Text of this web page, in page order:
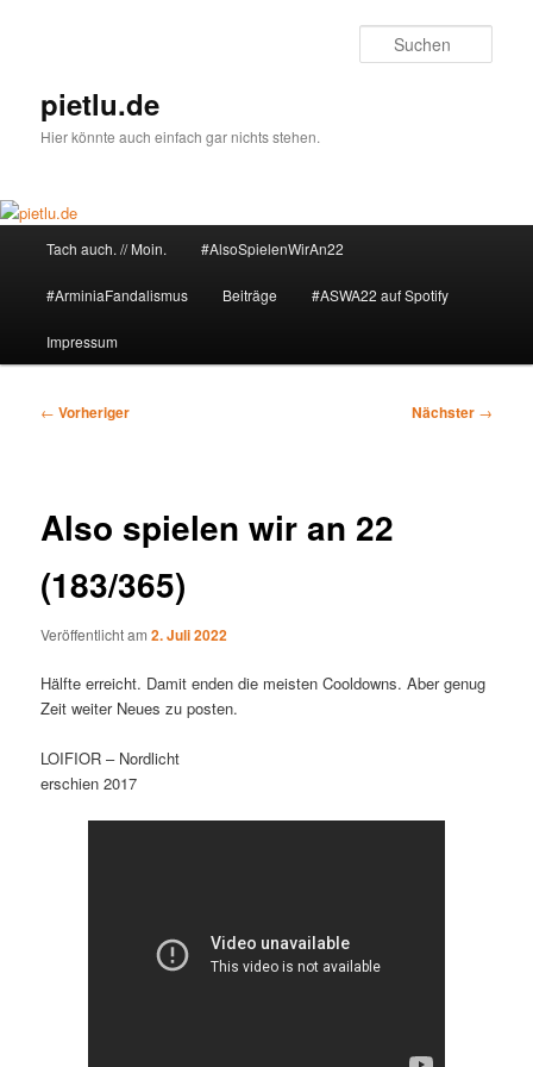
pietlu.de
Hier könnte auch einfach gar nichts stehen.
Tach auch. // Moin. #AlsoSpielenWirAn22
#ArminiaFandalismus Beiträge #ASWA22 auf Spotify
Impressum
Beitragsnavigation
← Vorheriger Nächster →
Also spielen wir an 22
(183/365)
Veröffentlicht am2. Juli 2022
Hälfte erreicht. Damit enden die meisten Cooldowns. Aber genug
Zeit weiter Neues zu posten.
LOIFIOR – Nordlicht
erschien 2017